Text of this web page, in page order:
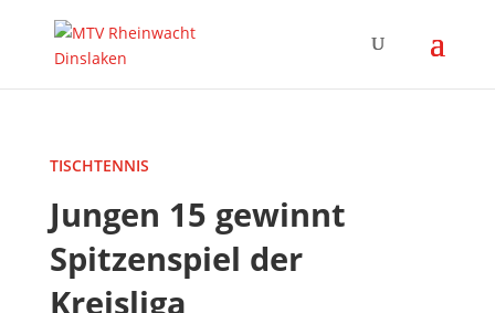
TISCHTENNIS
Jungen 15 gewinnt
Spitzenspiel der
Kreisliga